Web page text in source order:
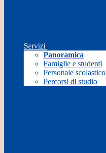
Servizi
Panoramica
Famiglie e studenti
Personale scolastico
Percorsi di studio